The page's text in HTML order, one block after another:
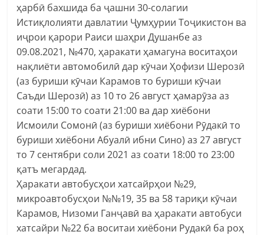
ҳарбӣ бахшида ба ҷашни 30-солагии
Истиқлолияти давлатии Ҷумҳурии Тоҷикистон ва
иҷрои қарори Раиси шаҳри Душанбе аз
09.08.2021, №470, ҳаракати ҳамагуна воситаҳои
нақлиёти автомобилӣ дар кӯчаи Ҳофизи Шерозӣ
(аз буриши кӯчаи Карамов то буриши кӯчаи
Саъди Шерозӣ) аз 10 то 26 август ҳамарӯза аз
соати 15:00 то соати 21:00 ва дар хиёбони
Исмоили Сомонӣ (аз буриши хиёбони Рӯдакӣ то
буриши хиёбони Абуалӣ ибни Сино) аз 27 август
то 7 сентябри соли 2021 аз соати 18:00 то 23:00
қатъ мегардад.
Ҳаракати автобусҳои хатсайрҳои №29,
микроавтобусҳои №№19, 35 ва 58 тариқи кӯчаи
Карамов, Низоми Ганҷавӣ ва ҳаракати автобуси
хатсайри №22 ба воситаи хиёбони Рудакӣ ба роҳ